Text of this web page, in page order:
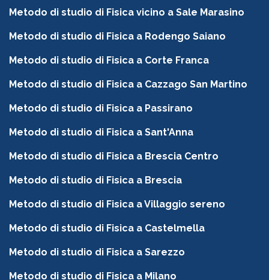
Metodo di studio di Fisica vicino a Sale Marasino
Metodo di studio di Fisica a Rodengo Saiano
Metodo di studio di Fisica a Corte Franca
Metodo di studio di Fisica a Cazzago San Martino
Metodo di studio di Fisica a Passirano
Metodo di studio di Fisica a Sant'Anna
Metodo di studio di Fisica a Brescia Centro
Metodo di studio di Fisica a Brescia
Metodo di studio di Fisica a Villaggio sereno
Metodo di studio di Fisica a Castelmella
Metodo di studio di Fisica a Sarezzo
Metodo di studio di Fisica a Milano